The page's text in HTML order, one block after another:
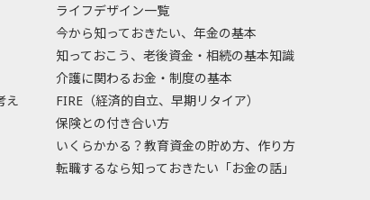
え
ライフデザイン一覧
今から知っておきたい、年金の基本
知っておこう、老後資金・相続の基本知識
介護に関わるお金・制度の基本
FIRE（経済的自立、早期リタイア）
保険との付き合い方
いくらかかる？教育資金の貯め方、作り方
転職するなら知っておきたい「お金の話」